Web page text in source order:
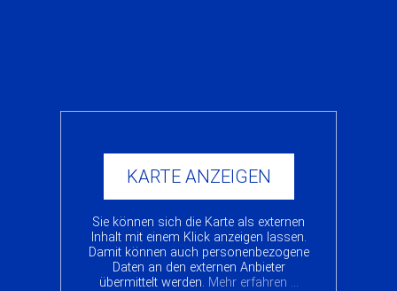
KARTE ANZEIGEN
Sie können sich die Karte als externen
Inhalt mit einem Klick anzeigen lassen.
Damit können auch personenbezogene
Daten an den externen Anbieter
übermittelt werden. Mehr erfahren ...